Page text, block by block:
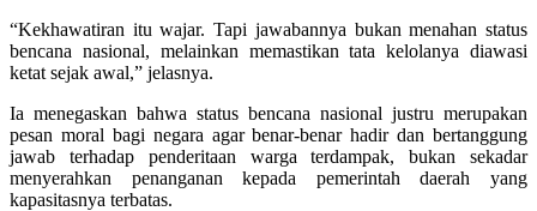
“Kekhawatiran itu wajar. Tapi jawabannya bukan menahan status
bencana nasional, melainkan memastikan tata kelolanya diawasi
ketat sejak awal,” jelasnya.
Ia menegaskan bahwa status bencana nasional justru merupakan
pesan moral bagi negara agar benar-benar hadir dan bertanggung
jawab terhadap penderitaan warga terdampak, bukan sekadar
menyerahkan penanganan kepada pemerintah daerah yang
kapasitasnya terbatas.